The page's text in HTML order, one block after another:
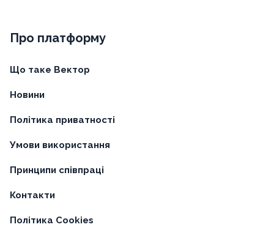
Про платформу
Що таке Вектор
Новини
Політика приватності
Умови використання
Принципи співпраці
Контакти
Політика Cookies